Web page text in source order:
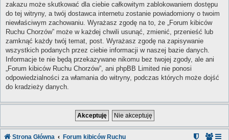
zakazu może skutkować dla ciebie całkowitym zablokowaniem dostępu
do tej witryny, a twój dostawca internetu zostanie powiadomiony o twoim
niewłaściwym zachowaniu. Wyrażasz zgodę na to, że „Forum kibiców
Ruchu Chorzów” może w każdej chwili usunąć, zmienić, przenieść lub
zamknąć każdy twój temat, post. Wyrażasz zgodę na zapisywanie
wszystkich podanych przez ciebie informacji w naszej bazie danych.
Informacje te nie będą przekazywane nikomu bez twojej zgody, ale ani
„Forum kibiców Ruchu Chorzów”, ani phpBB Limited nie ponosi
odpowiedzialności za włamania do witryny, podczas których może dojść
do kradzieży danych.
Strona Główna Forum kibiców Ruchu